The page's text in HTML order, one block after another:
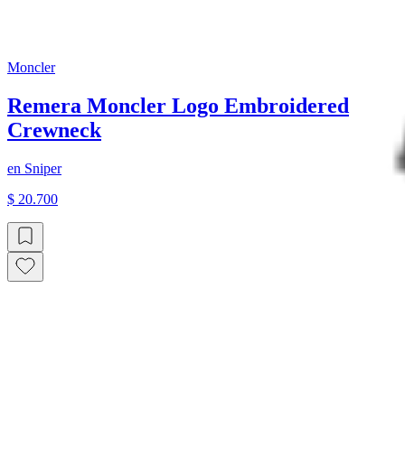
Moncler
Remera Moncler Logo Embroidered
Crewneck
en Sniper
$ 20.700